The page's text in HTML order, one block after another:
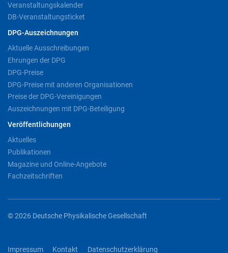
Veranstaltungskalender
DB-Veranstaltungsticket
DPG-Auszeichnungen
Aktuelle Ausschreibungen
Ehrungen der DPG
DPG-Preise
DPG-Preise mit anderen Organisationen
Preise der DPG-Vereinigungen
Auszeichnungen mit DPG-Beteiligung
Veröffentlichungen
Aktuelles
Publikationen
Magazine und Online-Angebote
Fachzeitschriften
© 2026 Deutsche Physikalische Gesellschaft
Impressum Kontakt Datenschutzerklärung